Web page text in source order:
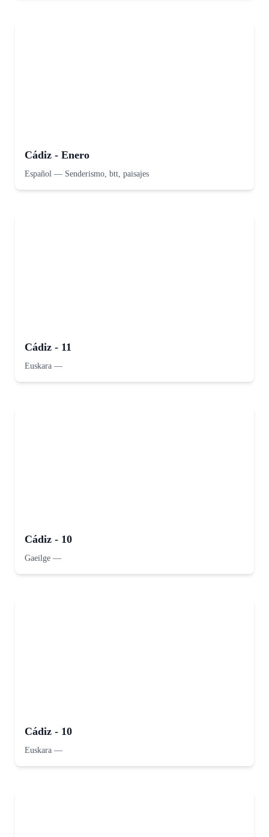
Cádiz - Enero
Español — Senderismo, btt, paisajes
Cádiz - 11
Euskara —
Cádiz - 10
Gaeilge —
Cádiz - 10
Euskara —